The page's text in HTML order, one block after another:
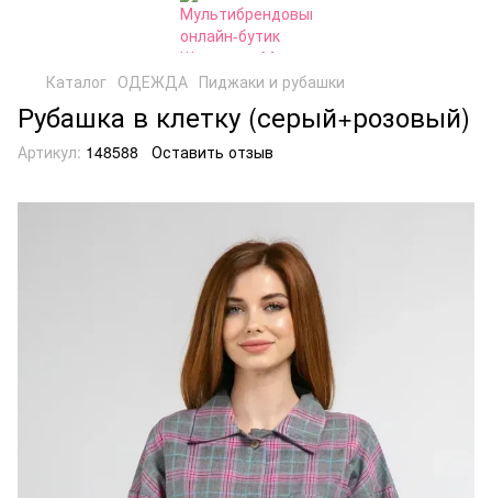
Каталог ОДЕЖДА Пиджаки и рубашки
Рубашка в клетку (серый+розовый)
Артикул: 148588 Оставить отзыв